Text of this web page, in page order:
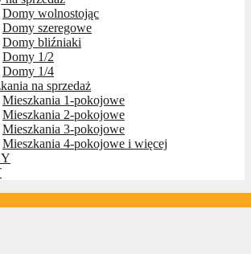
Domy wolnostojąc
Domy szeregowe
Domy bliźniaki
Domy 1/2
Domy 1/4
na sprzedaż
Mieszkania 1-pokojowe
Mieszkania 2-pokojowe
Mieszkania 3-pokojowe
Mieszkania 4-pokojowe i więcej